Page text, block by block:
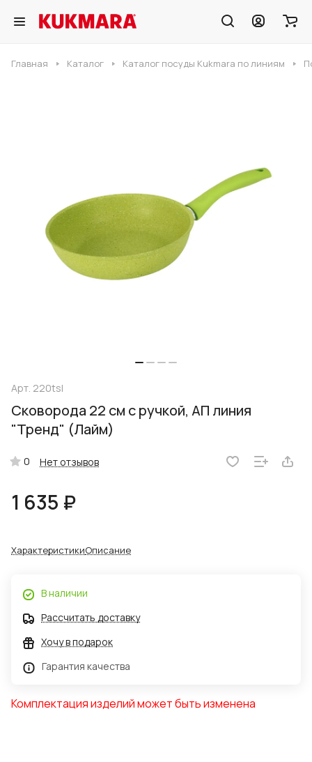
Главная Каталог Каталог посуды Kukmara по линиям
Арт. 220tsl
Сковорода 22 см с ручкой, АП линия
"Тренд" (Лайм)
0 Нет отзывов
1 635 ₽
ХарактеристикиОписание
В наличии
Рассчитать доставку
Хочу в подарок
Гарантия качества
Комплектация изделий может быть изменена